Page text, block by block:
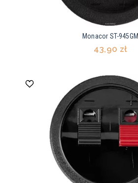
Monacor ST-945GM
43,90 zł